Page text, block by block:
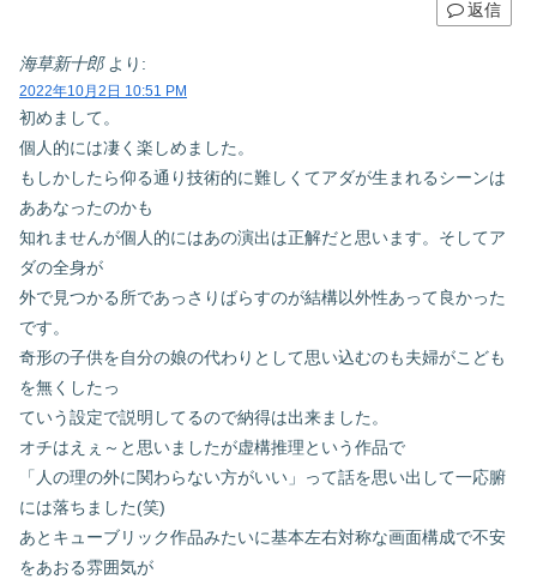
返信
海草新十郎 より:
2022年10月2日 10:51 PM
初めまして。
個人的には凄く楽しめました。
もしかしたら仰る通り技術的に難しくてアダが生まれるシーンは
ああなったのかも
知れませんが個人的にはあの演出は正解だと思います。そしてア
ダの全身が
外で見つかる所であっさりばらすのが結構以外性あって良かった
です。
奇形の子供を自分の娘の代わりとして思い込むのも夫婦がこども
を無くしたっ
ていう設定で説明してるので納得は出来ました。
オチはえぇ～と思いましたが虚構推理という作品で
「人の理の外に関わらない方がいい」って話を思い出して一応腑
には落ちました(笑)
あとキューブリック作品みたいに基本左右対称な画面構成で不安
をあおる雰囲気が